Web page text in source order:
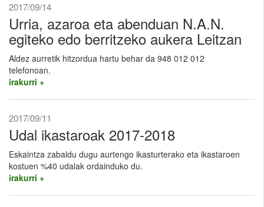
2017/09/14
Urria, azaroa eta abenduan N.A.N.
egiteko edo berritzeko aukera Leitzan
Aldez aurretik hitzordua hartu behar da 948 012 012
telefonoan.
irakurri +
2017/09/11
Udal ikastaroak 2017-2018
Eskaintza zabaldu dugu aurtengo ikasturterako eta ikastaroen
kostuen %40 udalak ordainduko du.
irakurri +